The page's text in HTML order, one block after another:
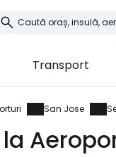
Transport
San Jose
vă la
mondială a